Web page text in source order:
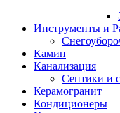
Инструменты и
Камин
Канализация
Септики и
Керамогранит
Кондиционеры